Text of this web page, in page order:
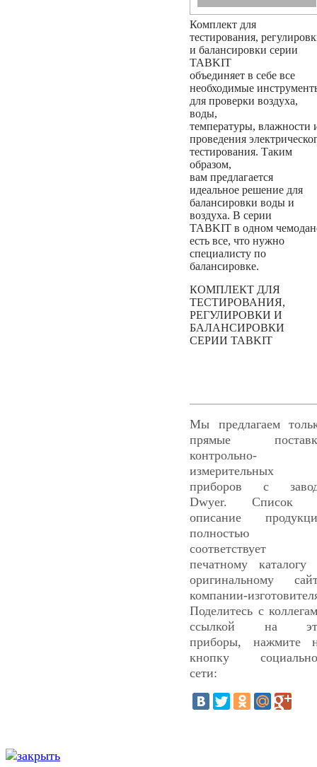
Комплект для
тестирования,
и балансировки серии
TABKIT
объединяет в себе все
необходимые
для проверки воздуха,
воды,
температуры, влажности
проведения
тестирования. Таким
образом,
вам предлагается
идеальное решение для
балансировки воды и
воздуха. В серии
TABKIT в одном
есть все, что нужно
специалисту по
балансировке.
КОМПЛЕКТ ДЛЯ
ТЕСТИРОВАНИЯ,
РЕГУЛИРОВКИ И
БАЛАНСИРОВКИ
СЕРИИ TABKIT
Мы предлагаем
прямые
контрольно-
измерительных
приборов с
Dwyer. Список
описание
полностью
соответствует
печатному каталогу
оригинальному
компании-
Поделитесь с
ссылкой на
приборы, нажмите
кнопку
сети: